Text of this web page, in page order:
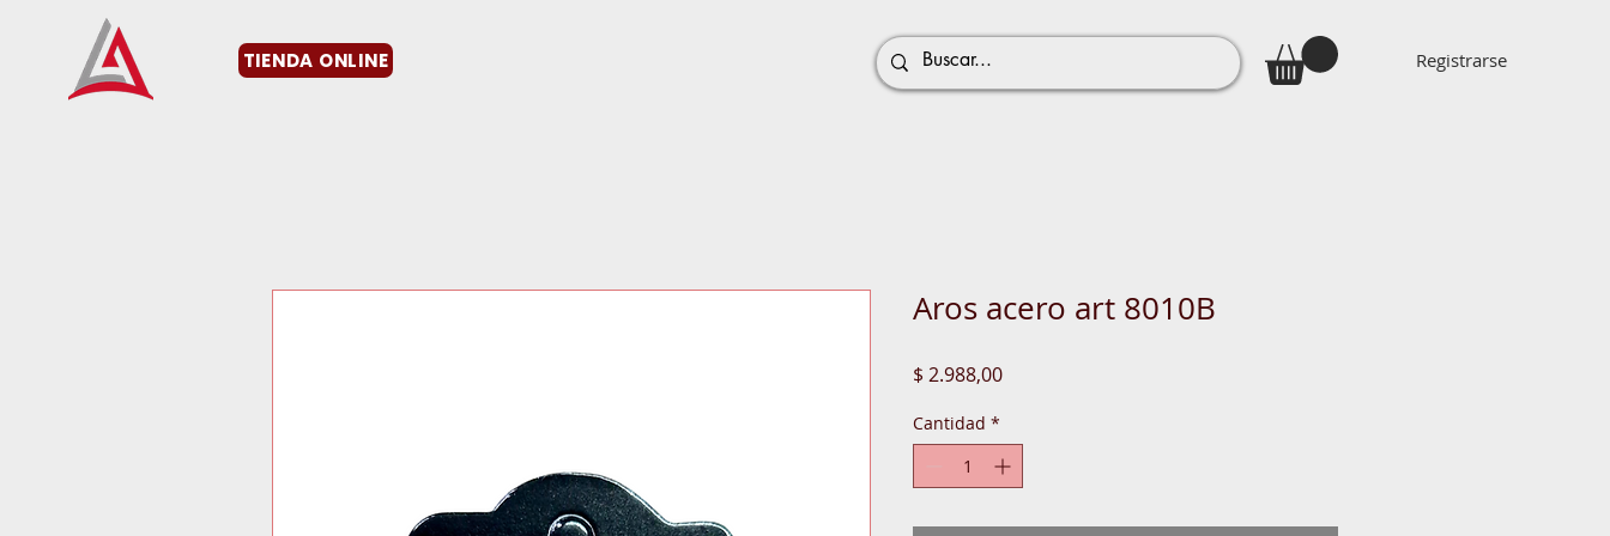
TIENDA ONLINE Registrarse
Aros acero art 8010B
$ 2.988,00Precio
Cantidad *